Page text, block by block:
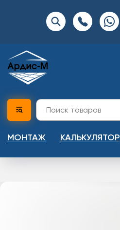
МОНТАЖ КАЛЬКУЛЯТОР